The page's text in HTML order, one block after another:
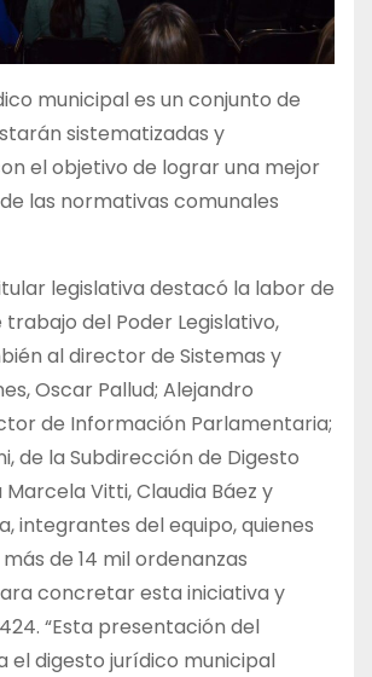
municipal es un conjunto de
sistematizadas y
el objetivo de lograr una mejor
las normativas comunales
legislativa destacó la labor de
trabajo del Poder Legislativo,
al director de Sistemas y
Oscar Pallud; Alejandro
de Información Parlamentaria;
de la Subdirección de Digesto
Marcela Vitti, Claudia Báez y
integrantes del equipo, quienes
de 14 mil ordenanzas
concretar esta iniciativa y
“Esta presentación del
el digesto jurídico municipal